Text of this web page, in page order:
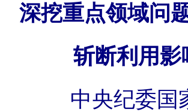
深挖重点领域问
斩断利用
中央纪委国